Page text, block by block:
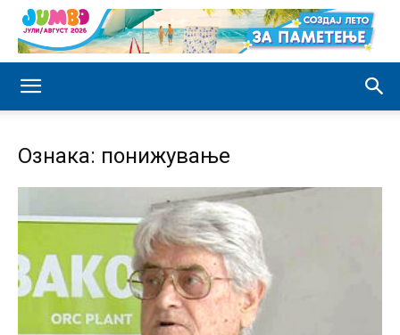
Ознака: понижување